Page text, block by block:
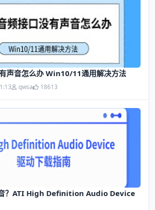
声音怎么办 Win10/11通用解决方法
qwsa 18613
？ATI High Definition Audio Device